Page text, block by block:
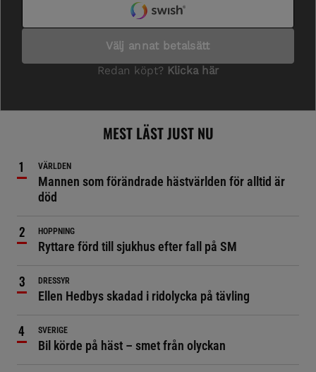
MEST LÄST JUST NU
VÄRLDEN
Mannen som förändrade hästvärlden för alltid är
död
HOPPNING
Ryttare förd till sjukhus efter fall på SM
DRESSYR
Ellen Hedbys skadad i ridolycka på tävling
SVERIGE
Bil körde på häst – smet från olyckan